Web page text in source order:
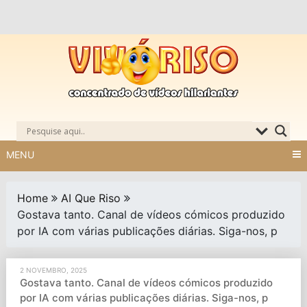
MENU
Home
AI Que Riso
Gostava tanto. Canal de vídeos cómicos produzido
por IA com várias publicações diárias. Siga-nos, p
2 NOVEMBRO, 2025
Gostava tanto. Canal de vídeos cómicos produzido
por IA com várias publicações diárias. Siga-nos, p